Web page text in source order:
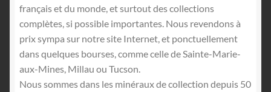
français et du monde, et surtout des collections
complètes, si possible importantes. Nous revendons à
prix sympa sur notre site Internet, et ponctuellement
dans quelques bourses, comme celle de Sainte-Marie-
aux-Mines, Millau ou Tucson.
Nous sommes dans les minéraux de collection depuis 50